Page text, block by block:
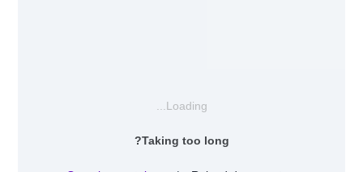
Loading...
Taking too long?